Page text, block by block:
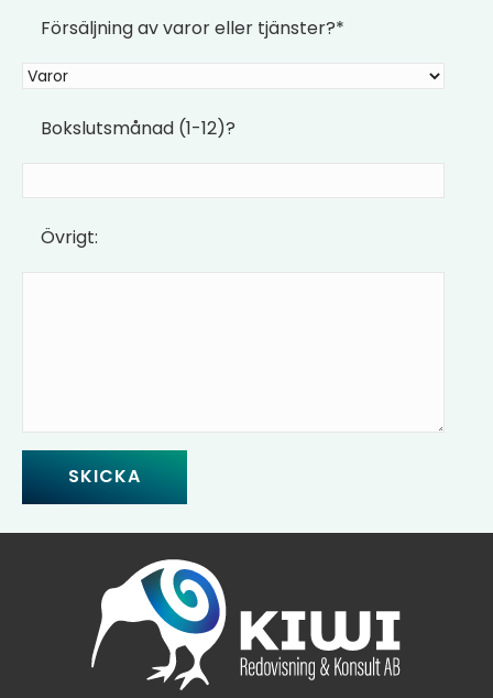
Försäljning av varor eller tjänster?*
Bokslutsmånad (1-12)?
Övrigt: